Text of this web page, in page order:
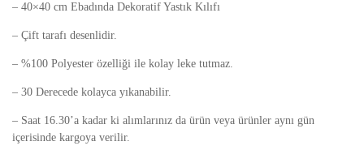
– 40×40 cm Ebadında Dekoratif Yastık Kılıfı
– Çift tarafı desenlidir.
– %100 Polyester özelliği ile kolay leke tutmaz.
– 30 Derecede kolayca yıkanabilir.
– Saat 16.30’a kadar ki alımlarınız da ürün veya ürünler aynı gün
içerisinde kargoya verilir.